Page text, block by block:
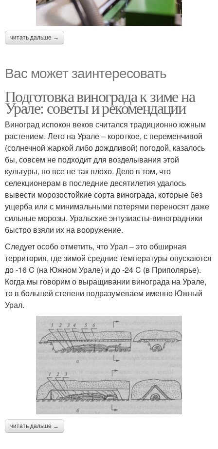
читать дальше →
Вас может заинтересовать
Подготовка винограда к зиме на
Урале: советы и рекомендации
Виноград испокон веков считался традиционно южным
растением. Лето на Урале – короткое, с переменчивой
(солнечной жаркой либо дождливой) погодой, казалось
бы, совсем не подходит для возделывания этой
культуры, но все не так плохо. Дело в том, что
селекционерам в последние десятилетия удалось
вывести морозостойкие сорта винограда, которые без
ущерба или с минимальными потерями переносят даже
сильные морозы. Уральские энтузиасты-виноградники
быстро взяли их на вооружение.
Следует особо отметить, что Урал – это обширная
территория, где зимой средние температуры опускаются
до -16 C (на Южном Урале) и до -24 C (в Приполярье).
Когда мы говорим о выращивании винограда на Урале,
то в большей степени подразумеваем именно Южный
Урал.
читать дальше →